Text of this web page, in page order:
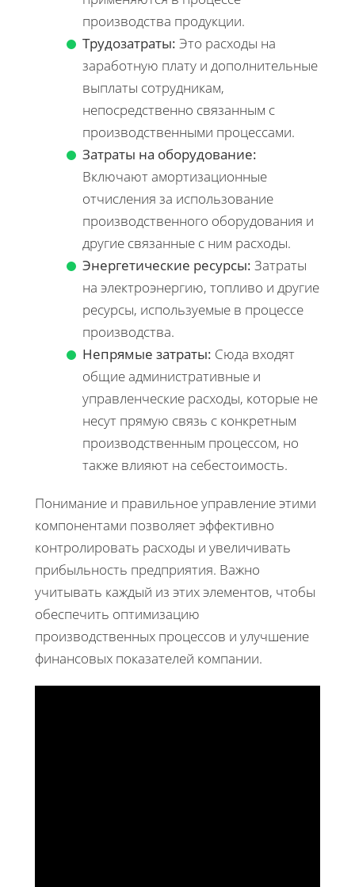
производства продукции.
Трудозатраты: Это расходы на
заработную плату и дополнительные
выплаты сотрудникам,
непосредственно связанным с
производственными процессами.
Затраты на оборудование:
Включают амортизационные
отчисления за использование
производственного оборудования и
другие связанные с ним расходы.
Энергетические ресурсы: Затраты
на электроэнергию, топливо и другие
ресурсы, используемые в процессе
производства.
Непрямые затраты: Сюда входят
общие административные и
управленческие расходы, которые не
несут прямую связь с конкретным
производственным процессом, но
также влияют на себестоимость.
Понимание и правильное управление этими
компонентами позволяет эффективно
контролировать расходы и увеличивать
прибыльность предприятия. Важно
учитывать каждый из этих элементов, чтобы
обеспечить оптимизацию
производственных процессов и улучшение
финансовых показателей компании.